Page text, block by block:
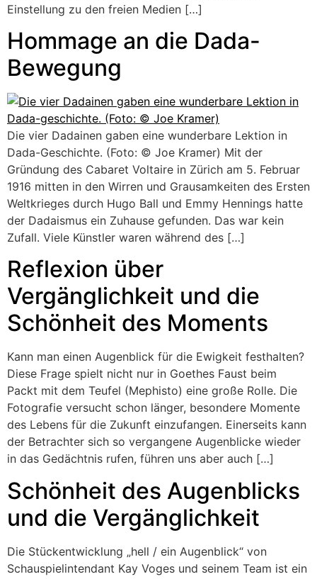
Einstellung zu den freien Medien […]
Hommage an die Dada-
Bewegung
Die vier Dadainen gaben eine wunderbare Lektion in
Dada-Geschichte. (Foto: © Joe Kramer) Mit der
Gründung des Cabaret Voltaire in Zürich am 5. Februar
1916 mitten in den Wirren und Grausamkeiten des Ersten
Weltkrieges durch Hugo Ball und Emmy Hennings hatte
der Dadaismus ein Zuhause gefunden. Das war kein
Zufall. Viele Künstler waren während des […]
Reflexion über
Vergänglichkeit und die
Schönheit des Moments
Kann man einen Augenblick für die Ewigkeit festhalten?
Diese Frage spielt nicht nur in Goethes Faust beim
Packt mit dem Teufel (Mephisto) eine große Rolle. Die
Fotografie versucht schon länger, besondere Momente
des Lebens für die Zukunft einzufangen. Einerseits kann
der Betrachter sich so vergangene Augenblicke wieder
in das Gedächtnis rufen, führen uns aber auch […]
Schönheit des Augenblicks
und die Vergänglichkeit
Die Stückentwicklung „hell / ein Augenblick“ von
Schauspielintendant Kay Voges und seinem Team ist ein